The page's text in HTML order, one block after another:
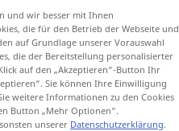
und wir besser mit Ihnen
die für den Betrieb der Webseite und
auf Grundlage unserer Vorauswahl
die der Bereitstellung personalisierter
auf den „Akzeptieren“-Button Ihr
Sie können Ihre Einwilligung
weitere Informationen zu den Cookies
Button „Mehr Optionen“.
unserer Datenschutzerklärung.